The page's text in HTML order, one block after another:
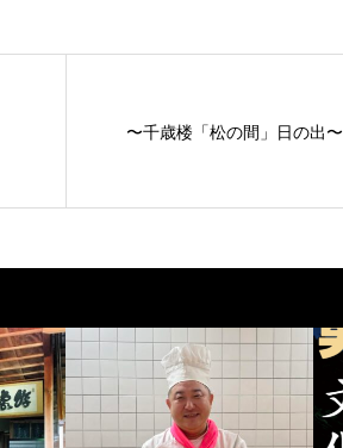
〜千歳楼「松の間」日の出〜